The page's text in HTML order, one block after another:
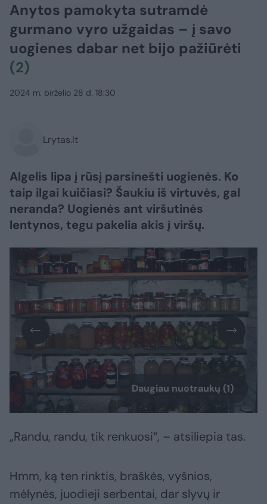
Anytos pamokyta sutramdė
gurmano vyro užgaidas – į savo
uogienes dabar net bijo pažiūrėti
(2)
2024 m. birželio 28 d. 18:30
Lrytas.lt
Algelis lipa į rūsį parsinešti uogienės. Ko
taip ilgai kuičiasi? Šaukiu iš virtuvės, gal
neranda? Uogienės ant viršutinės
lentynos, tegu pakelia akis į viršų.
Daugiau nuotraukų (1)
„Randu, randu, tik renkuosi“, – atsiliepia tas.
Hmm, ką ten rinktis, braškės, vyšnios,
mėlynės, juodieji serbentai, dar slyvų ir